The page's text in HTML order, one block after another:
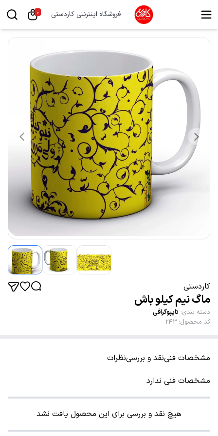
فروشگاه اینترنتی کاردستی 0
کاردستی
ماگ نیم کیلو باش
دسته بندی: تایپوگرافی
کد محصول:
243
مشخصات فنینقد و بررسینظرات
مشخصات فنی ندارد
هیچ نقد و بررسی برای این محصول یافت نشد